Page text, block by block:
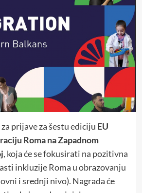
prijave za šestu ediciju EU
Roma na Zapadnom
, koja će se fokusirati na pozitivna
inkluzije Roma u obrazovanju
i srednji nivo). Nagrada će